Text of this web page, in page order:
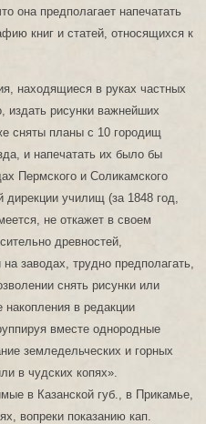
она предполагает напечатать
книг и статей, относящихся к
находящиеся в руках частных
издать рисунки важнейших
сняты планы с 10 городищ
и напечатать их было бы
Пермского и Соликамского
училищ (за 1848 год,
не откажет в своем
древностей,
заводах, трудно предполагать,
снять рисунки или
в редакции
вместе однородные
земледельческих и горных
в чудских копях».
в Казанской губ., в Прикамье,
вопреки показанию кап.